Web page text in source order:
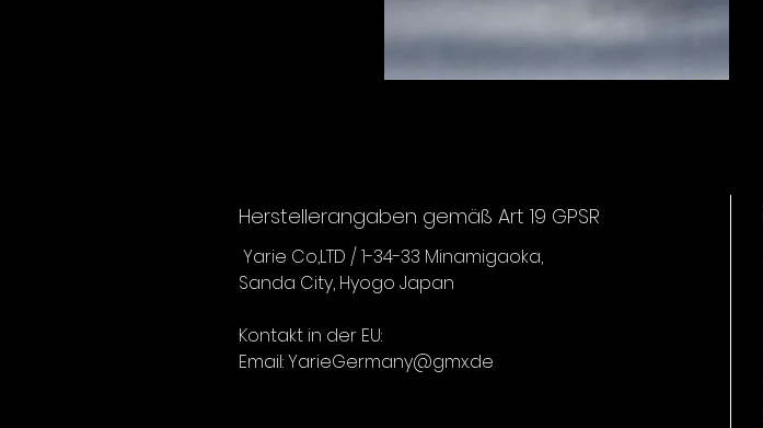
Herstellerangaben gemäß Art 19 GPSR
Yarie Co,LTD / 1-34-33 Minamigaoka,
Sanda City, Hyogo Japan
Kontakt in der EU:
Email: YarieGermany@gmx.de